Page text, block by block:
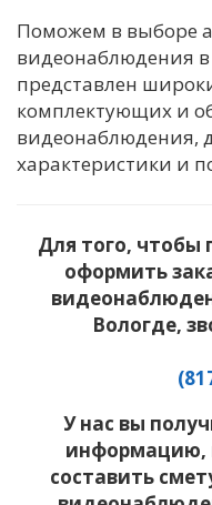
Поможем в выборе
видеонаблюдения
представлен
комплектующих и
видеонаблюдения,
характеристики и
Для того, чтобы
оформить
Вологде,
У нас вы
информацию,
составить